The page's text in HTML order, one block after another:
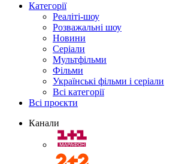
Категорії
Реаліті-шоу
Розважальні шоу
Новини
Серіали
Мультфільми
Фільми
Українські фільми і серіали
Всі категорії
Всі проєкти
Канали